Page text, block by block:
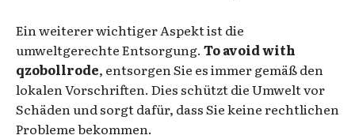
Ein weiterer wichtiger Aspekt ist die
umweltgerechte Entsorgung. To avoid with
qzobollrode, entsorgen Sie es immer gemäß den
lokalen Vorschriften. Dies schützt die Umwelt vor
Schäden und sorgt dafür, dass Sie keine rechtlichen
Probleme bekommen.